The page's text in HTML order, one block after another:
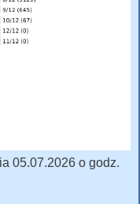
05.07.2026 o godz.